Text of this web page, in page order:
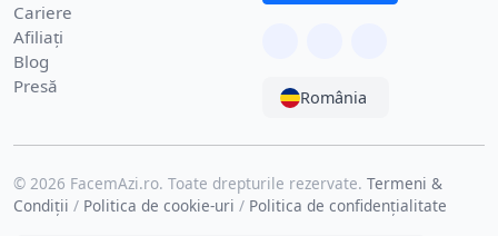
Cariere
Afiliați
Blog
Presă
România
© 2026 FacemAzi.ro. Toate drepturile rezervate. Termeni &
Condiții / Politica de cookie-uri / Politica de confidențialitate